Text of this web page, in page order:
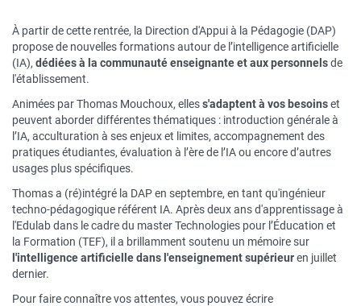
À partir de cette rentrée, la Direction d'Appui à la Pédagogie (DAP)
propose de nouvelles formations autour de l’intelligence artificielle
(IA), dédiées à la communauté enseignante et aux personnelsde
l'établissement.
Animées par Thomas Mouchoux, elless'adaptent à vos besoinset
peuvent aborder différentes thématiques : introduction générale à
l’IA, acculturation à ses enjeux et limites, accompagnement des
pratiques étudiantes, évaluation à l’ère de l’IA ou encore d’autres
usages plus spécifiques.
Thomas a (ré)intégré la DAP en septembre, en tant qu'ingénieur
techno-pédagogique référent IA. Après deux ans d'apprentissage à
l'Edulab dans le cadre du master Technologies pour l’Éducation et
la Formation (TEF), il a brillamment soutenu un mémoire sur
l'intelligence artificielle dans l'enseignement supérieuren juillet
dernier.
Pour faire connaître vos attentes, vous pouvez écrire